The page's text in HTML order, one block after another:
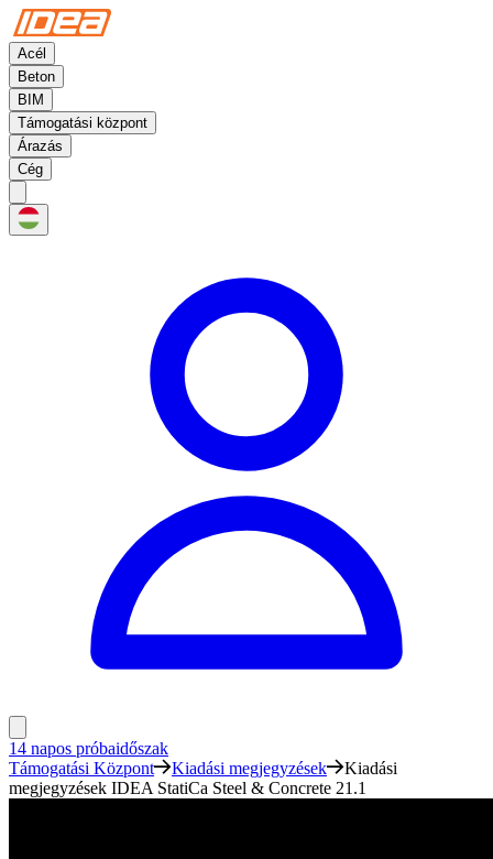
Acél
Beton
BIM
Támogatási központ
Árazás
Cég
14 napos próbaidőszak
Támogatási Központ
Kiadási megjegyzések
Kiadási
megjegyzések IDEA StatiCa Steel & Concrete 21.1